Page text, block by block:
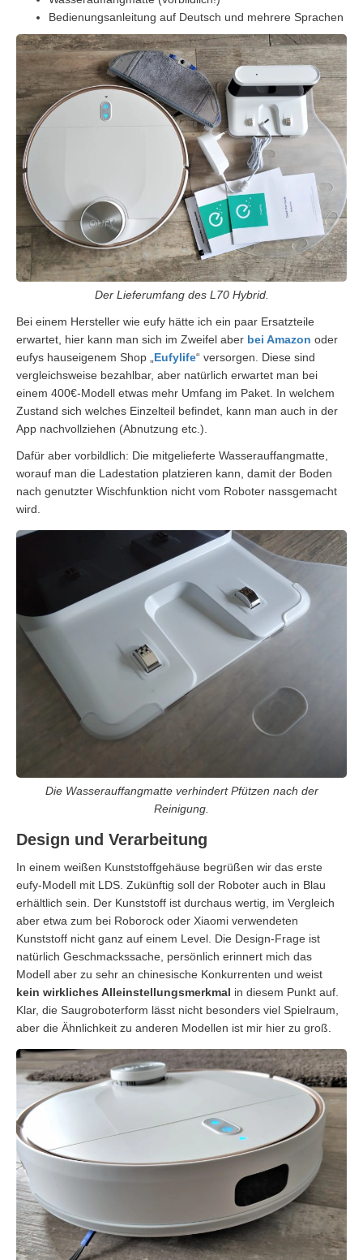
Bedienungsanleitung auf Deutsch und mehrere Sprachen
Der Lieferumfang des L70 Hybrid.
Bei einem Hersteller wie eufy hätte ich ein paar Ersatzteile
erwartet, hier kann man sich im Zweifel aber bei Amazon oder
eufys hauseigenem Shop „ Eufylife“ versorgen. Diese sind
vergleichsweise bezahlbar, aber natürlich erwartet man bei
einem 400€-Modell etwas mehr Umfang im Paket. In welchem
Zustand sich welches Einzelteil befindet, kann man auch in der
App nachvollziehen (Abnutzung etc.).
Dafür aber vorbildlich: Die mitgelieferte Wasserauffangmatte,
worauf man die Ladestation platzieren kann, damit der Boden
nach genutzter Wischfunktion nicht vom Roboter nassgemacht
wird.
Die Wasserauffangmatte verhindert Pfützen nach der
Reinigung.
Design und Verarbeitung
In einem weißen Kunststoffgehäuse begrüßen wir das erste
eufy-Modell mit LDS. Zukünftig soll der Roboter auch in Blau
erhältlich sein. Der Kunststoff ist durchaus wertig, im Vergleich
aber etwa zum bei Roborock oder Xiaomi verwendeten
Kunststoff nicht ganz auf einem Level. Die Design-Frage ist
natürlich Geschmackssache, persönlich erinnert mich das
Modell aber zu sehr an chinesische Konkurrenten und weist
kein wirkliches Alleinstellungsmerkmal in diesem Punkt auf.
Klar, die Saugroboterform lässt nicht besonders viel Spielraum,
aber die Ähnlichkeit zu anderen Modellen ist mir hier zu groß.